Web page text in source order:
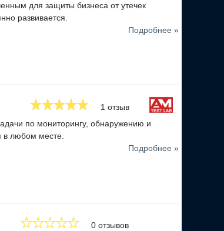
для защиты бизнеса от утечек
развивается.
Подробнее »
1 отзыв
по мониторингу, обнаружению и
любом месте.
Подробнее »
0 отзывов